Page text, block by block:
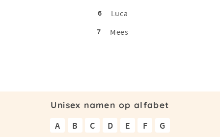
6
Luca
7
Mees
Unisex namen op alfabet
A B C D E F
G